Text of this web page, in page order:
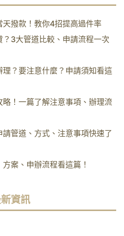
撥款！教你4招提高過件率
3大管道比較、申請流程一次
理？要注意什麼？申請須知看這
！一篇了解注意事項、辦理流
管道、方式、注意事項快速了
案、申辦流程看這篇！
資訊